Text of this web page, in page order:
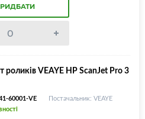
VEAYE HP ScanJet Pro 3
60001-VE
Постачальник: VEAYE